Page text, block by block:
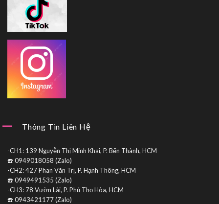
Thông Tin Liên Hệ
-CH1: 139 Nguyễn Thị Minh Khai, P. Bến Thành, HCM
☎️ 0949018058 (Zalo)
-CH2: 427 Phan Văn Trị, P. Hạnh Thông, HCM
☎️ 0949491535 (Zalo)
-CH3: 78 Vườn Lài, P. Phú Thọ Hòa, HCM
☎️ 0943421177 (Zalo)